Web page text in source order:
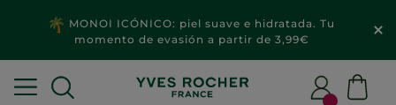
2x1 MAQUILLAJE & ACCESORIOS​